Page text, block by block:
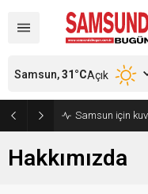
Samsun için
Samsun,31 °CAçık
Hakkımızda